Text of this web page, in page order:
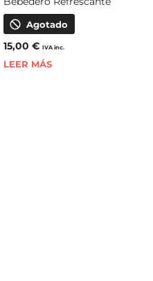
Agotado
15,00 € IVA inc.
LEER MÁS